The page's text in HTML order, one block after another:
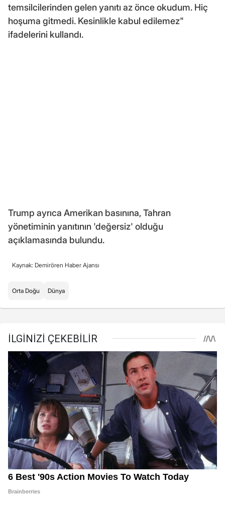
temsilcilerinden gelen yanıtı az önce okudum. Hiç
hoşuma gitmedi. Kesinlikle kabul edilemez"
ifadelerini kullandı.
Trump ayrıca Amerikan basınına, Tahran
yönetiminin yanıtının 'değersiz' olduğu
açıklamasında bulundu.
Kaynak: Demirören Haber Ajansı
Orta Doğu Dünya